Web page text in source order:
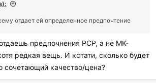
отдает ей определенное предпочтение
предпочнения РСР, а не МК-
редкая вещь. И кстати, сколько будет
сочетающий качество/цена?